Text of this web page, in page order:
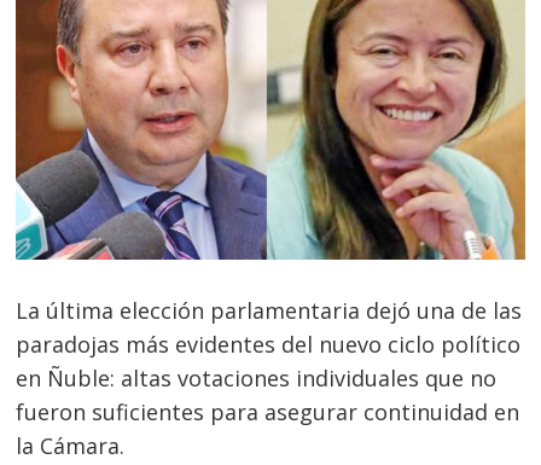
La última elección parlamentaria dejó una de las
paradojas más evidentes del nuevo ciclo político
en Ñuble: altas votaciones individuales que no
fueron suficientes para asegurar continuidad en
la Cámara.